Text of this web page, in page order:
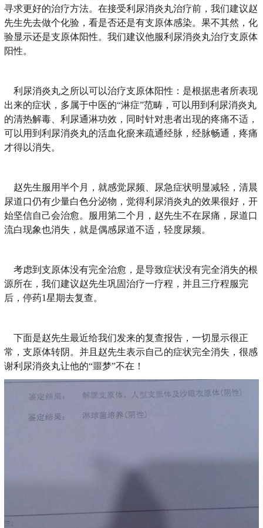
寻求更好的治疗方法。在接受利尿消炎丸治疗前，我们建议赵
先生先去做个化验，看是否还是有支原体感染。果不其然，化
验显示还是支原体阳性。我们建议他服利尿消炎丸治疗支原体
阳性。
利尿消炎丸之所以可以治疗支原体阳性：是根据患者所表现
出来的症状，多属于中医的“淋症”范畴，可以用到利尿消炎丸
的清热解毒、利尿通淋功效，同时针对患者出现的疼痛不适，
可以用到利尿消炎丸的活血化瘀来疏通经脉，经脉畅通，疼痛
才得以消失。
赵先生服用半个月，就感觉尿频、尿急症状明显减轻，清晨
尿道口仍有少量白色分泌物，觉得利尿消炎丸的效果很好，开
始坚信自己会治愈。服用第二个月，赵先生不在尿痛，尿道口
流白现象也消失，就是偶感尿道不适，轻度尿频。
考虑到支原体没有完全治愈，是导致症状没有完全消失的根
源所在，我们建议赵先生巩固治疗一疗程，并且三疗程服完
后，停药1星期去复查。
下面是赵先生最近给我们发来的复查报告，一切显示很正
常，支原体转阴。并且赵先生表示自己的症状完全消失，很感
谢利尿消炎丸让他的“噩梦”不在！